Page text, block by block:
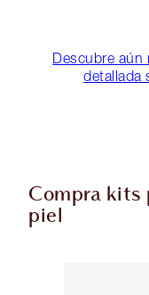
Descubre aún
detallada
Compra kits
piel